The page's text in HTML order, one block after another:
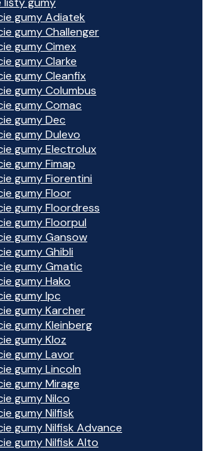
gumy Adiatek
gumy Challenger
gumy Cimex
gumy Clarke
gumy Cleanfix
gumy Columbus
gumy Comac
gumy Dec
gumy Dulevo
gumy Electrolux
gumy Fimap
gumy Fiorentini
gumy Floor
gumy Floordress
gumy Floorpul
gumy Gansow
gumy Ghibli
gumy Gmatic
gumy Hako
gumy Ipc
gumy Karcher
gumy Kleinberg
gumy Kloz
gumy Lavor
gumy Lincoln
gumy Mirage
gumy Nilco
gumy Nilfisk
gumy Nilfisk Advance
gumy Nilfisk Alto